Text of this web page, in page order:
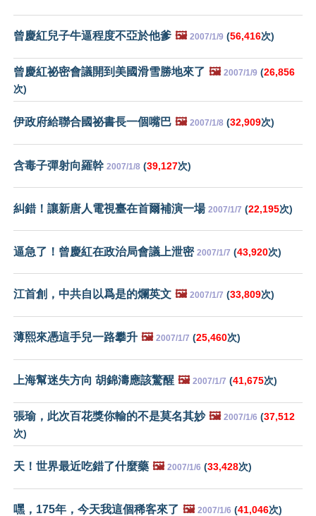
曾慶紅兒子牛逼程度不亞於他爹 🖼️ 2007/1/9 (56,416次)
曾慶紅祕密會議開到美國滑雪勝地來了 🖼️ 2007/1/9 (26,856
次)
伊政府給聯合國祕書長一個嘴巴 🖼️ 2007/1/8 (32,909次)
含毒子彈射向羅幹 2007/1/8 (39,127次)
糾錯！讓新唐人電視臺在首爾補演一場 2007/1/7 (22,195次)
逼急了！曾慶紅在政治局會議上泄密 2007/1/7 (43,920次)
江首創，中共自以爲是的爛英文 🖼️ 2007/1/7 (33,809次)
薄熙來憑這手兒一路攀升 🖼️ 2007/1/7 (25,460次)
上海幫迷失方向 胡錦濤應該驚醒 🖼️ 2007/1/7 (41,675次)
張瑜，此次百花獎你輸的不是莫名其妙 🖼️ 2007/1/6 (37,512
次)
天！世界最近吃錯了什麼藥 🖼️ 2007/1/6 (33,428次)
嘿，175年，今天我這個稀客來了 🖼️ 2007/1/6 (41,046次)